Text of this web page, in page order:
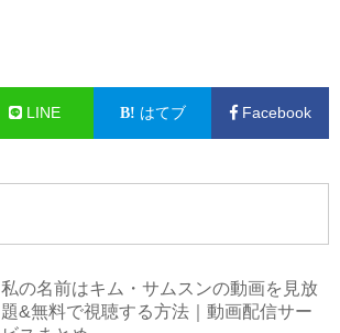
LINE はてブ Facebook
私の名前はキム・サムスンの動画を見放
題&無料で視聴する方法｜動画配信サー